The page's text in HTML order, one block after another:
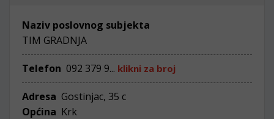
Naziv poslovnog subjekta
TIM GRADNJA
Telefon 092 379 9... klikni za broj
Adresa Gostinjac, 35 c
Općina Krk